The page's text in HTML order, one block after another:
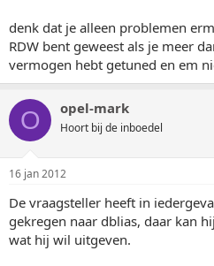
denk dat je alleen problemen
RDW bent geweest als je meer
vermogen hebt getuned en em
O opel-mark
Hoort bij de inboedel
16 jan 2012
De vraagsteller heeft in
gekregen naar dblias, daar kan
wat hij wil uitgeven.